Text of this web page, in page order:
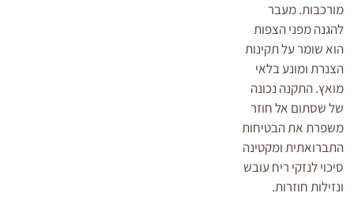
מורכבות. מעבר
להגנה מפני הצפות
הוא שומר על תקינות
הצנרת ומונע בלאי
מואץ. התקנה נכונה
של שסתום אל חוזר
משפרת את הבטיחות
התברואתית ומקטינה
סיכוי לנזקי ריח עובש
ונזילות חוזרות.